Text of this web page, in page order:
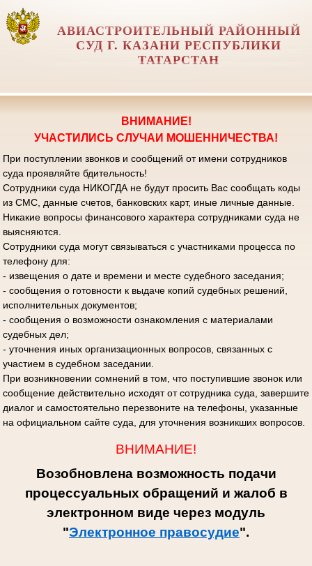
АВИАСТРОИТЕЛЬНЫЙ РАЙОННЫЙ
СУД Г. КАЗАНИ РЕСПУБЛИКИ
ТАТАРСТАН
ВНИМАНИЕ!
УЧАСТИЛИСЬ СЛУЧАИ МОШЕННИЧЕСТВА!
При поступлении звонков и сообщений от имени сотрудников
суда проявляйте бдительность!
Сотрудники суда НИКОГДА не будут просить Вас сообщать коды
из СМС, данные счетов, банковских карт, иные личные данные.
Никакие вопросы финансового характера сотрудниками суда не
выясняются.
Сотрудники суда могут связываться с участниками процесса по
телефону для:
- извещения о дате и времени и месте судебного заседания;
- сообщения о готовности к выдаче копий судебных решений,
исполнительных документов;
- сообщения о возможности ознакомления с материалами
судебных дел;
- уточнения иных организационных вопросов, связанных с
участием в судебном заседании.
При возникновении сомнений в том, что поступившие звонок или
сообщение действительно исходят от сотрудника суда, завершите
диалог и самостоятельно перезвоните на телефоны, указанные
на официальном сайте суда, для уточнения возникших вопросов.
ВНИМАНИЕ!
Возобновлена возможность подачи
процессуальных обращений и жалоб в
электронном виде через модуль
"Электронное правосудие".